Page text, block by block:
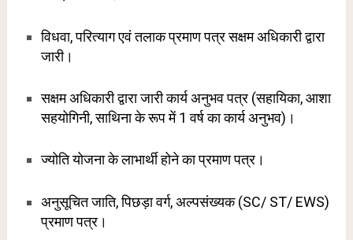
विधवा, परित्याग एवं तलाक प्रमाण पत्र सक्षम अधिकारी द्वारा
जारी।
सक्षम अधिकारी द्वारा जारी कार्य अनुभव पत्र (सहायिका, आशा
सहयोगिनी, साथिना के रूप में 1 वर्ष का कार्य अनुभव)।
ज्योति योजना के लाभार्थी होने का प्रमाण पत्र।
अनुसूचित जाति, पिछड़ा वर्ग, अल्पसंख्यक (SC/ ST/ EWS)
प्रमाण पत्र।